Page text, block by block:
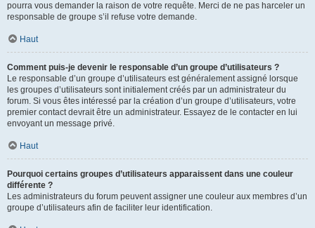
pourra vous demander la raison de votre requête. Merci de ne pas harceler un
responsable de groupe s’il refuse votre demande.
Haut
Comment puis-je devenir le responsable d’un groupe d’utilisateurs ?
Le responsable d’un groupe d’utilisateurs est généralement assigné lorsque
les groupes d’utilisateurs sont initialement créés par un administrateur du
forum. Si vous êtes intéressé par la création d’un groupe d’utilisateurs, votre
premier contact devrait être un administrateur. Essayez de le contacter en lui
envoyant un message privé.
Haut
Pourquoi certains groupes d’utilisateurs apparaissent dans une couleur
différente ?
Les administrateurs du forum peuvent assigner une couleur aux membres d’un
groupe d’utilisateurs afin de faciliter leur identification.